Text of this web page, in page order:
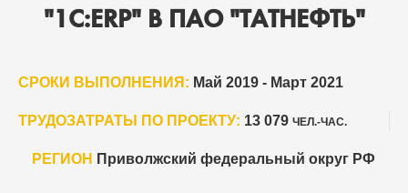
"1С:ERP" В ПАО "ТАТНЕФТЬ"
СРОКИ ВЫПОЛНЕНИЯ: Май 2019 - Март 2021
ТРУДОЗАТРАТЫ ПО ПРОЕКТУ: 13 079 ЧЕЛ.-ЧАС.
РЕГИОН Приволжский федеральный округ РФ